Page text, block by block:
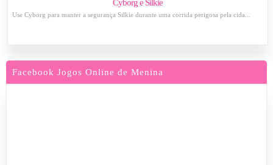
Cyborg e Silkie
Use Cyborg para manter a segurança Silkie durante uma corrida perigosa pela cida...
Facebook Jogos Online de Menina